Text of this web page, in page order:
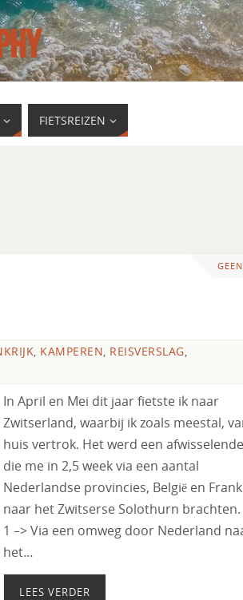
FIETSREIZEN
, KAMPEREN, REISVERSLAG,
In April en Mei dit jaar fietste ik naar
Zwitserland, waarbij ik zoals meestal,
huis vertrok. Het werd een
die me in 2,5 week via een aantal
Nederlandse provincies, België en
naar het Zwitserse Solothurn brachten.
1 –> Via een omweg door Nederland
het…
LEES VERDER